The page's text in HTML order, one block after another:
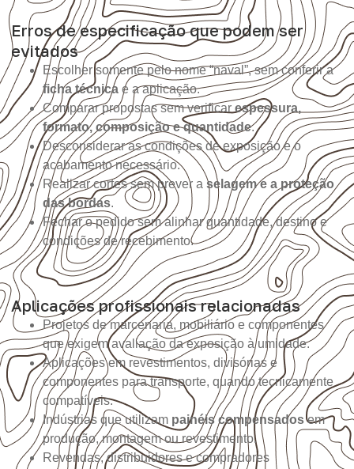
Erros de especificação que podem ser
evitados
Escolher somente pelo nome “naval”, sem conferir a
ficha técnica e a aplicação.
Comparar propostas sem verificar espessura,
formato, composição e quantidade.
Desconsiderar as condições de exposição e o
acabamento necessário.
Realizar cortes sem prever a selagem e a proteção
das bordas.
Fechar o pedido sem alinhar quantidade, destino e
condições de recebimento.
Aplicações profissionais relacionadas
Projetos de marcenaria, mobiliário e componentes
que exigem avaliação da exposição à umidade.
Aplicações em revestimentos, divisórias e
componentes para transporte, quando tecnicamente
compatíveis.
Indústrias que utilizam painéis compensadosem
produção, montagem ou revestimento.
Revendas, distribuidores e compradores